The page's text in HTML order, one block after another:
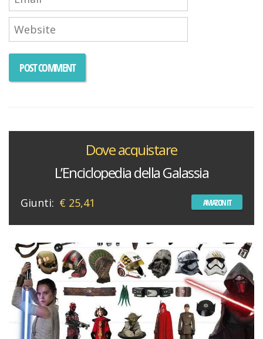
Dove acquistare
L’Enciclopedia della Galassia
Giunti: € 25,41 AMAZON IT